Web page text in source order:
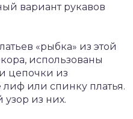
вариант рукавов
«рыбка» из этой
использованы
цепочки из
или спинку платья.
из них.